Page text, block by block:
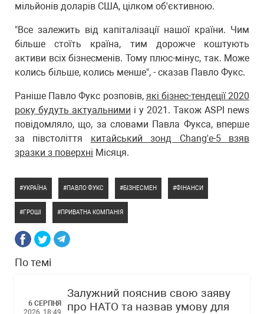
мільйонів доларів США, цілком об'єктивною.
"Все залежить від капіталізації нашої країни. Чим
більше стоїть країна, тим дорожче коштують
активи всіх бізнесменів. Тому плюс-мінус, так. Може
колись більше, колись менше", - сказав Павло Фукс.
Раніше Павло Фукс розповів, які бізнес-тендеції 2020
року будуть актуальними і у 2021. Також ASPI news
повідомляло, що, за словами Павла Фукса, вперше
за півстоліття китайський зонд Chang'e-5 взяв
зразки з поверхні Місяця.
УКРАЇНА ПАВЛО ФУКС БІЗНЕСМЕН ФІНАНСИ
ГРОШІ ПРИВАТНА КОМПАНІЯ
По темі
6 СЕРПНЯ
2026, 18:49
Залужний пояснив свою заяву
про НАТО та назвав умову для